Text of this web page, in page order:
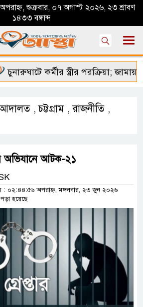
শুক্রবার, ০৭ অগাস্ট ২০২৬, ২৩ শ্রাবণ
১৪৩৩ বঙ্গাব্দ
কর্মীর স্ত্রীর পরক্রিয়া; জামায়াত
,চট্টগ্রাম ,রাজনীতি ,
অভিযানে আটক-২১
০২:৪৪:৫৬ অপরাহ্ন, মঙ্গলবার, ২৩ জুন ২০২৬
হয়েছে